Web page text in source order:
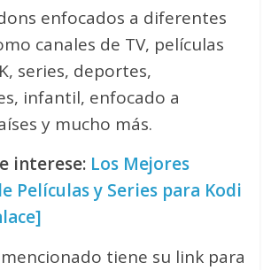
enfocados a diferentes
canales de TV, películas
series, deportes,
infantil, enfocado a
y mucho más.
interese: Los Mejores
Películas y Series para Kodi
tiene su link para